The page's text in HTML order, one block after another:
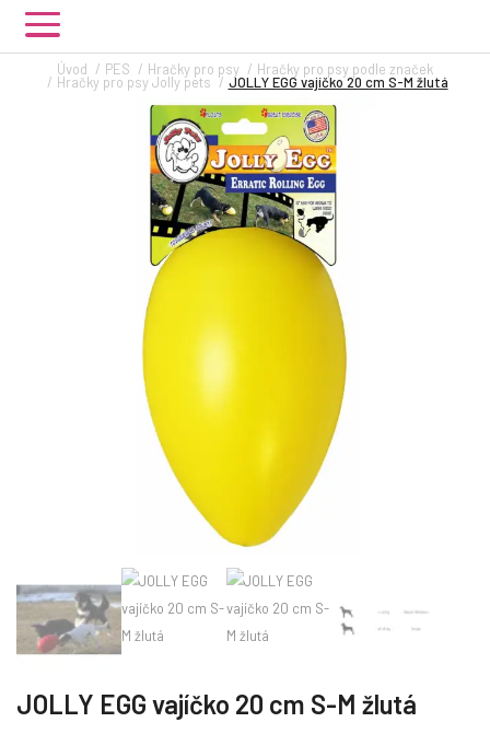
Úvod PES Hračky pro psy Hračky pro psy podle značek
Hračky pro psy Jolly pets JOLLY EGG vajíčko 20 cm S-M žlutá
JOLLY EGG vajíčko 20 cm S-M žlutá